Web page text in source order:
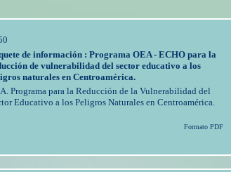
de información : Programa OEA - ECHO para la
de vulnerabilidad del sector educativo a los
naturales en Centroamérica.
Programa para la Reducción de la Vulnerabilidad del
Educativo a los Peligros Naturales en Centroamérica.
Formato PDF